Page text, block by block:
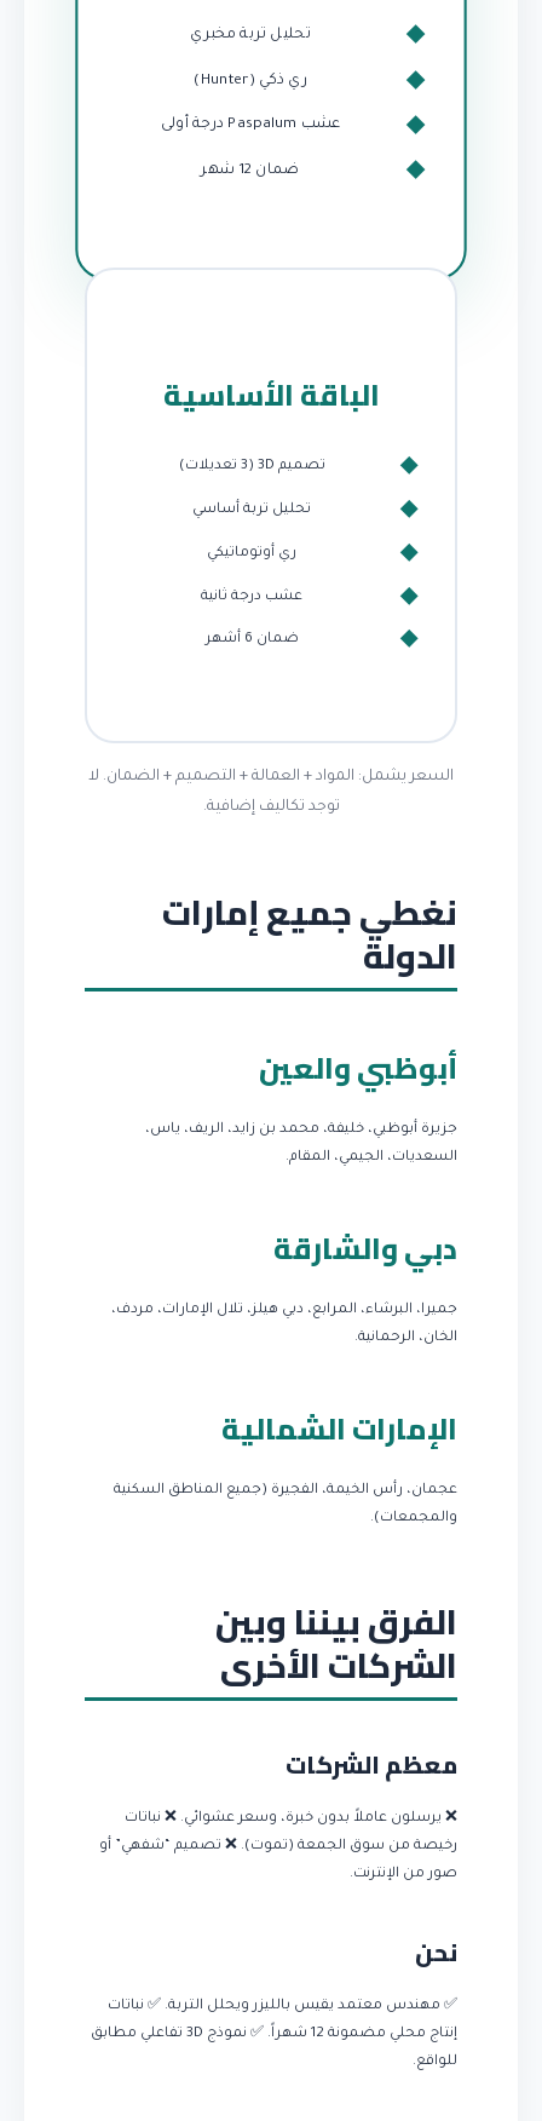
تحليل تربة مخبري
ري ذكي (Hunter)
عشب Paspalum درجة أولى
ضمان 12 شهر
الباقة الأساسية
تصميم 3D (3 تعديلات)
تحليل تربة أساسي
ري أوتوماتيكي
عشب درجة ثانية
ضمان 6 أشهر
السعر يشمل: المواد + العمالة + التصميم + الضمان. لا
توجد تكاليف إضافية.
نغطي جميع إمارات
الدولة
أبوظبي والعين
جزيرة أبوظبي، خليفة، محمد بن زايد، الريف، ياس،
السعديات، الجيمي، المقام.
دبي والشارقة
جميرا، البرشاء، المرابع، دبي هيلز، تلال الإمارات، مردف،
الخان، الرحمانية.
الإمارات الشمالية
عجمان، رأس الخيمة، الفجيرة (جميع المناطق السكنية
والمجمعات).
الفرق بيننا وبين
الشركات الأخرى
معظم الشركات
❌ يرسلون عاملاً بدون خبرة، وسعر عشوائي. ❌ نباتات
رخيصة من سوق الجمعة (تموت). ❌ تصميم “شفهي” أو
صور من الإنترنت.
نحن
✅ مهندس معتمد يقيس بالليزر ويحلل التربة. ✅ نباتات
إنتاج محلي مضمونة 12 شهراً. ✅ نموذج 3D تفاعلي مطابق
للواقع.